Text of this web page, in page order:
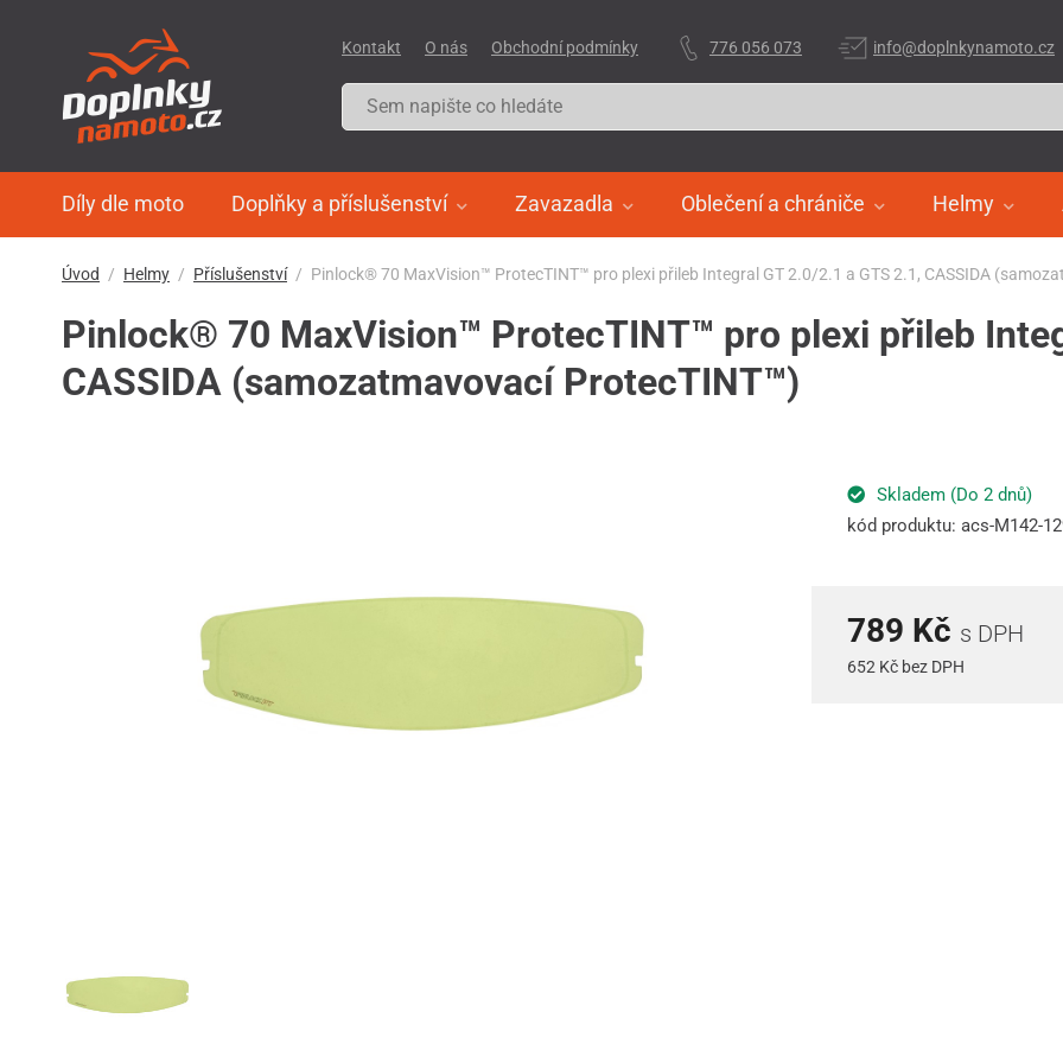
Díly dle moto Doplňky a příslušenství Zavazadla Oblečení a chrániče Helmy
Kontakt O nás Obchodní podmínky 776 056 073 info@doplnkynamoto.cz
Úvod Helmy Příslušenství Pinlock® 70 MaxVision™ ProtecTINT™ pro plexi přileb Integral GT 2.0/2.1 a GTS 2.1, CASSIDA
Pinlock® 70 MaxVision™ ProtecTINT™ pro plexi přileb
CASSIDA (samozatmavovací ProtecTINT™)
Skladem (Do 2 dnů)
kód produktu: acs-M142-
789 Kč s DPH
652 Kč bez DPH